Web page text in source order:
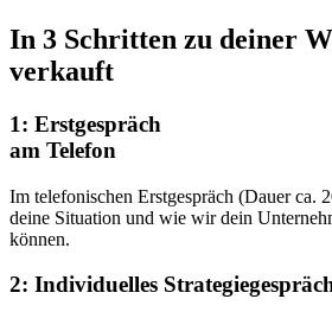
In 3 Schritten zu deiner
verkauft
1: Erstgespräch
am Telefon
Im telefonischen Erstgespräch (Dauer ca.
deine Situation und wie wir dein
können.
2: Individuelles